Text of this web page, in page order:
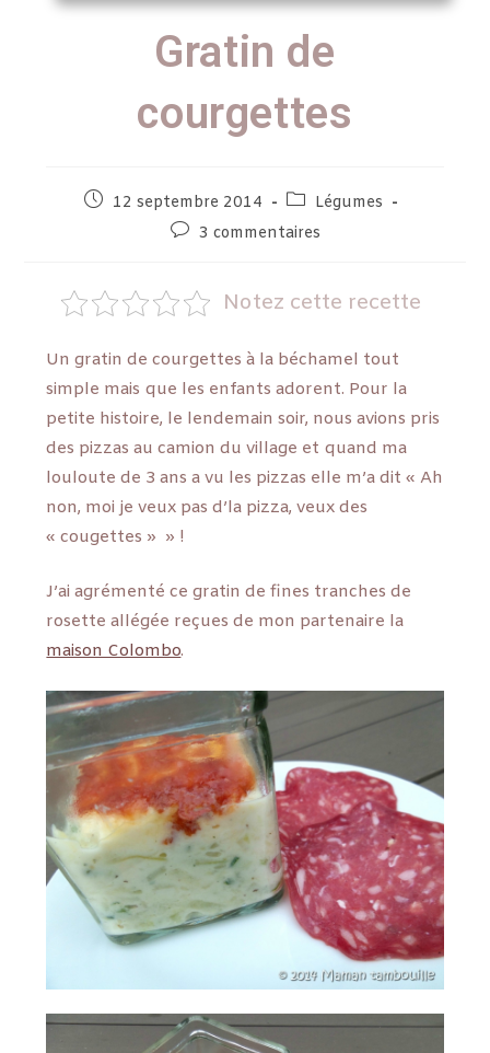
Gratin de
courgettes
12 septembre 2014
Légumes
3 commentaires
Notez cette recette
Un gratin de courgettes à la béchamel tout
simple mais que les enfants adorent. Pour la
petite histoire, le lendemain soir, nous avions pris
des pizzas au camion du village et quand ma
louloute de 3 ans a vu les pizzas elle m’a dit « Ah
non, moi je veux pas d’la pizza, veux des
« cougettes » » !
J’ai agrémenté ce gratin de fines tranches de
rosette allégée reçues de mon partenaire la
maison Colombo.